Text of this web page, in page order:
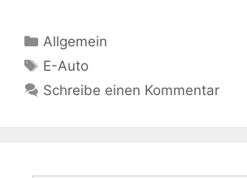
an
Kategorien
Allgemein
Schlagwörter
E-Auto
Schreibe einen Kommentar